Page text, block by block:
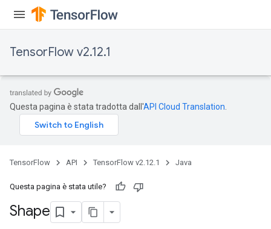
TensorFlow v2.12.1
Questa pagina è stata tradotta dall'API Cloud Translation
TensorFlow API TensorFlow v2.12.1 Java
Questa pagina è stata utile?
Shape